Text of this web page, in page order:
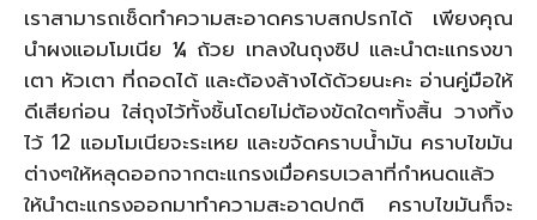
เราสามารถเช็ดทำความสะอาดคราบสกปรกได้ เพียงคุณ
นำผงแอมโมเนีย ¼ ถ้วย เทลงในถุงซิป และนำตะแกรงขา
เตา หัวเตา ที่ถอดได้ และต้องล้างได้ด้วยนะคะ อ่านคู่มือให้
ดีเสียก่อน ใส่ถุงไว้ทั้งชิ้นโดยไม่ต้องขัดใดๆทั้งสิ้น วางทิ้ง
ไว้ 12 แอมโมเนียจะระเหย และขจัดคราบน้ำมัน คราบไขมัน
ต่างๆให้หลุดออกจากตะแกรงเมื่อครบเวลาที่กำหนดแล้ว
ให้นำตะแกรงออกมาทำความสะอาดปกติ คราบไขมันก็จะ